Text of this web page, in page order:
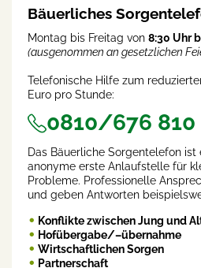
Bäuerliches
Montag bis Freitag von 8:30 Uhr
(ausgenommen an gesetzlichen
Telefonische Hilfe zum
Euro pro Stunde:
0810/676 810
Das Bäuerliche Sorgentelefon ist
anonyme erste Anlaufstelle für
Probleme. Professionelle
und geben Antworten
Konflikte zwischen Jung und
Hofübergabe/–übernahme
Wirtschaftlichen Sorgen
Partnerschaft